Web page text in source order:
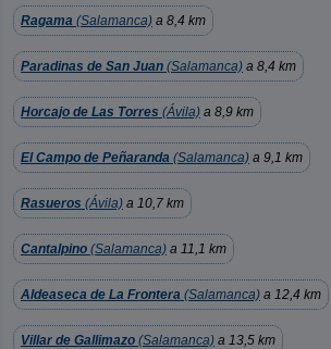
Ragama (Salamanca) a 8,4 km
Paradinas de San Juan (Salamanca) a 8,4 km
Horcajo de Las Torres (Ávila) a 8,9 km
El Campo de Peñaranda (Salamanca) a 9,1 km
Rasueros (Ávila) a 10,7 km
Cantalpino (Salamanca) a 11,1 km
Aldeaseca de La Frontera (Salamanca) a 12,4 km
Villar de Gallimazo (Salamanca) a 13,5 km